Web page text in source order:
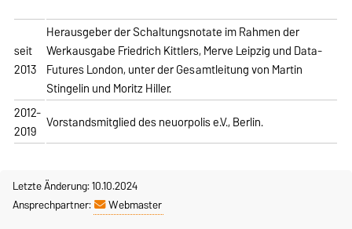
seit
2013
Herausgeber der Schaltungsnotate im Rahmen der
Werkausgabe Friedrich Kittlers, Merve Leipzig und Data-
Futures London, unter der Gesamtleitung von Martin
Stingelin und Moritz Hiller.
2012-
2019 Vorstandsmitglied des neuorpolis e.V., Berlin.
Letzte Änderung: 10.10.2024
Ansprechpartner:
Webmaster